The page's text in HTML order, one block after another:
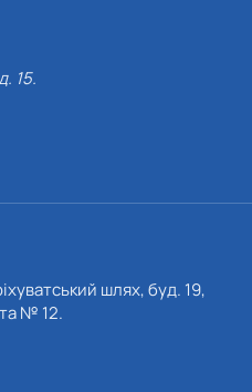
15.
шлях, буд. 19,
№ 12.